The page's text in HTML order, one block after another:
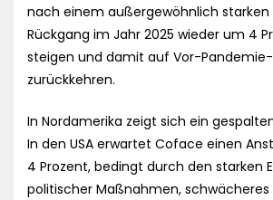
nach einem außergewöhnlich starken
Rückgang im Jahr 2025 wieder um 4
steigen und damit auf Vor-
zurückkehren.
In Nordamerika zeigt sich ein
In den USA erwartet Coface einen
4 Prozent, bedingt durch den starken
politischer Maßnahmen, schwächeres